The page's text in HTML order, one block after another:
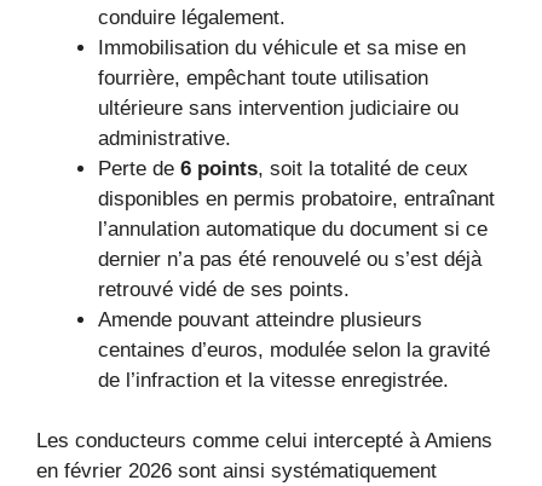
conduire légalement.
Immobilisation du véhicule et sa mise en
fourrière, empêchant toute utilisation
ultérieure sans intervention judiciaire ou
administrative.
Perte de 6 points, soit la totalité de ceux
disponibles en permis probatoire, entraînant
l’annulation automatique du document si ce
dernier n’a pas été renouvelé ou s’est déjà
retrouvé vidé de ses points.
Amende pouvant atteindre plusieurs
centaines d’euros, modulée selon la gravité
de l’infraction et la vitesse enregistrée.
Les conducteurs comme celui intercepté à Amiens
en février 2026 sont ainsi systématiquement